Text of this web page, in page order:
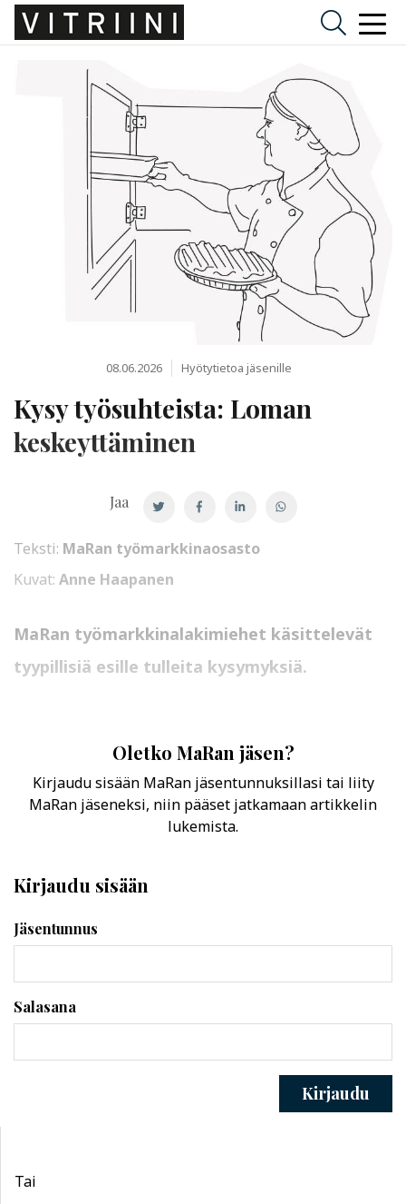
08.06.2026 Hyötytietoa jäsenille
Kysy työsuhteista: Loman
keskeyttäminen
Teksti: MaRan työmarkkinaosasto
Kuvat: Anne Haapanen
MaRan työmarkkinalakimiehet käsittelevät
tyypillisiä esille tulleita kysymyksiä.
Jaa
Oletko MaRan jäsen?
Kirjaudu sisään MaRan jäsentunnuksillasi tai liity
MaRan jäseneksi, niin pääset jatkamaan artikkelin
lukemista.
Kirjaudu sisään
Jäsentunnus
Salasana
Kirjaudu
Tai